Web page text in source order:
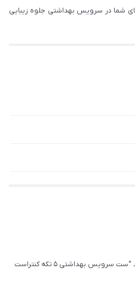
شما در سرویس بهداشتی جلوه زیبایی
اولین کسی باشید که دیدگاهی می نویسد “ست سرویس بهداشتی 5 تکه کنتراست